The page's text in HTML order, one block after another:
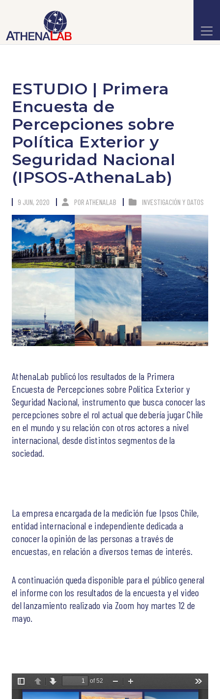
ESTUDIO | Primera
Encuesta de
Percepciones sobre
Política Exterior y
Seguridad Nacional
(IPSOS-AthenaLab)
9 JUN, 2020 POR ATHENALAB INVESTIGACIÓN Y DATOS
AthenaLab publicó los resultados de la Primera
Encuesta de Percepciones sobre Política Exterior y
Seguridad Nacional, instrumento que busca conocer las
percepciones sobre el rol actual que debería jugar Chile
en el mundo y su relación con otros actores a nivel
internacional, desde distintos segmentos de la
sociedad.
La empresa encargada de la medición fue Ipsos Chile,
entidad internacional e independiente dedicada a
conocer la opinión de las personas a través de
encuestas, en relación a diversos temas de interés.
A continuación queda disponible para el público general
el informe con los resultados de la encuesta y el video
del lanzamiento realizado via Zoom hoy martes 12 de
mayo.